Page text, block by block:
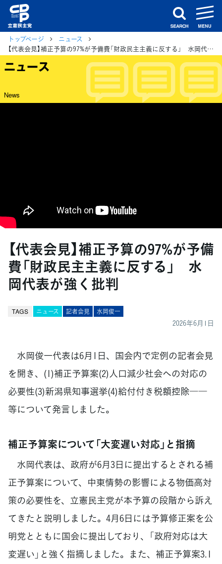
search
トップページ
ニュース
【代表会見】補正予算の97%が予備費「財政民主主義に反する」 水岡代表が強く批判
ニュース
News
【代表会見】補正予算の97%が予備
費「財政民主主義に反する」 水
岡代表が強く批判
TAGS ニュース 記者会見 水岡俊一
2026年6月1日
水岡俊一代表は6月1日、国会内で定例の記者会見
を開き、(1)補正予算案(2)人口減少社会への対応の
必要性(3)新潟県知事選挙(4)給付付き税額控除――
等について発言しました。
補正予算案について「大変遅い対応」と指摘
水岡代表は、政府が6月3日に提出するとされる補
正予算案について、中東情勢の影響による物価高対
策の必要性を、立憲民主党が本予算の段階から訴え
てきたと説明しました。4月6日には予算修正案を公
明党とともに国会に提出しており、「政府対応は大
変遅い」と強く指摘しました。また、補正予算案3.1